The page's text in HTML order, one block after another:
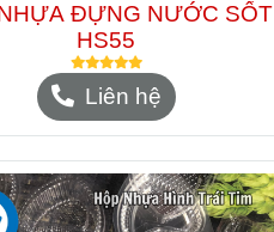
ĐỰNG NƯỚC SỐT
HS55
Liên hệ